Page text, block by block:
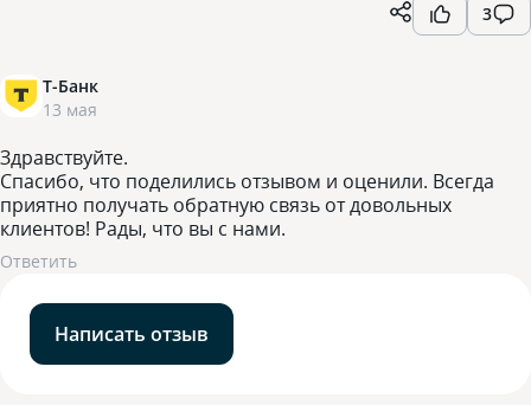
3
Т-Банк
13 мая
Здравствуйте.
Спасибо, что поделились отзывом и оценили. Всегда
приятно получать обратную связь от довольных
клиентов! Рады, что вы с нами.
Ответить
Написать отзыв